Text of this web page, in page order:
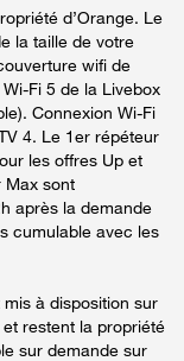
d’Orange. Le
la taille de votre
wifi de
Fi 5 de la Livebox
Connexion Wi-Fi
4. Le 1er répéteur
les offres Up et
Max sont
après la demande
cumulable avec les
à disposition sur
restent la propriété
sur demande sur